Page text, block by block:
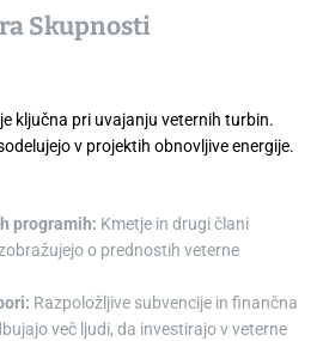
Skupnosti
ključna pri uvajanju veternih turbin.
v projektih obnovljive energije.
programih: Kmetje in drugi člani
o prednostih veterne
Razpoložljive subvencije in finančna
več ljudi, da investirajo v veterne